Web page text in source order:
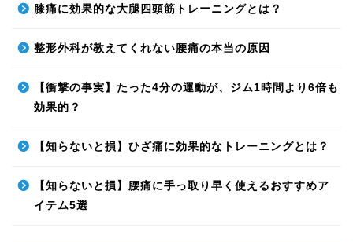
膝痛に効果的な大腿四頭筋トレーニングとは？
整形外科が教えてくれない腰痛の本当の原因
【衝撃の事実】たった4分の運動が、ジム1時間より6倍も
効果的？
【知らないと損】ひざ痛に効果的なトレーニングとは？
【知らないと損】腰痛に手っ取り早く使えるおすすめア
イテム5選